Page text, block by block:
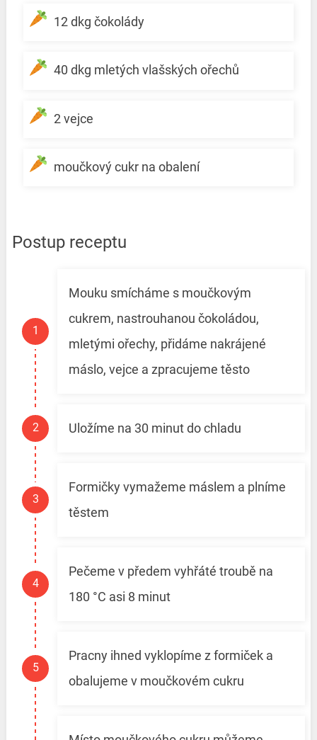
12 dkg čokolády
40 dkg mletých vlašských ořechů
2 vejce
moučkový cukr na obalení
Postup receptu
Mouku smícháme s moučkovým
cukrem, nastrouhanou čokoládou,
mletými ořechy, přidáme nakrájené
máslo, vejce a zpracujeme těsto
Uložíme na 30 minut do chladu
Formičky vymažeme máslem a plníme
těstem
Pečeme v předem vyhřáté troubě na
180 °C asi 8 minut
Pracny ihned vyklopíme z formiček a
obalujeme v moučkovém cukru